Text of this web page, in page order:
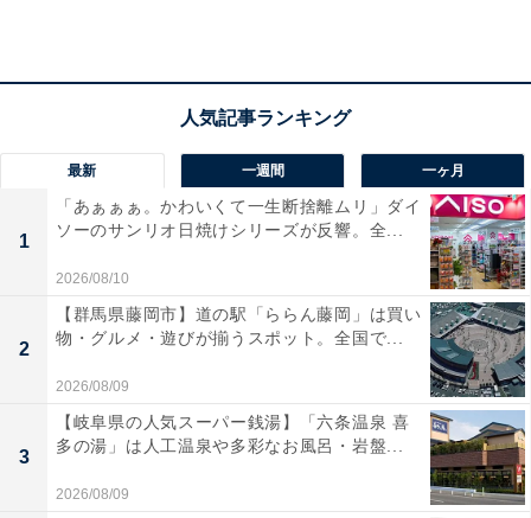
例としては「天和・四暗刻・大三元・字一色」などが挙
げられます。もらえる点数は、なんと親なら19万2000
点！ 夢があるゲームですね……！
最新 一週間 一ヶ月
1
「あぁぁぁ。かわいくて一生断捨離ムリ」ダイ
ソーのサンリオ日焼けシリーズが反響。全...
2026/08/10
2
【群馬県藤岡市】道の駅「ららん藤岡」は買い
物・グルメ・遊びが揃うスポット。全国で...
2026/08/09
3
【岐阜県の人気スーパー銭湯】「六条温泉 喜
多の湯」は人工温泉や多彩なお風呂・岩盤...
2026/08/09